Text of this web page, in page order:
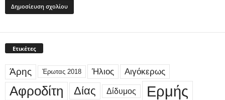
Ετικέτες
Άρης Έρωτας 2018 Ήλιος Αιγόκερως
Αφροδίτη Δίας Δίδυμος Ερμής